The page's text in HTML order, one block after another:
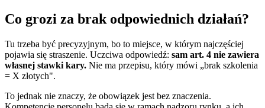
Co grozi za brak odpowiednich działań?
Tu trzeba być precyzyjnym, bo to miejsce, w którym najczęściej
pojawia się straszenie. Uczciwa odpowiedź: sam art. 4 nie zawiera
własnej stawki kary. Nie ma przepisu, który mówi „brak szkolenia
= X złotych".
To jednak nie znaczy, że obowiązek jest bez znaczenia.